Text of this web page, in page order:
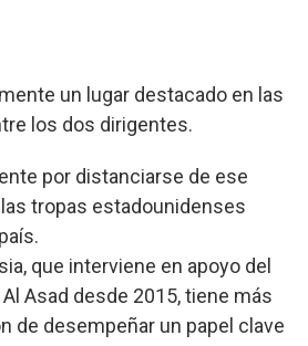
un lugar destacado en las
los dos dirigentes.
por distanciarse de ese
tropas estadounidenses
que interviene en apoyo del
Asad desde 2015, tiene más
de desempeñar un papel clave